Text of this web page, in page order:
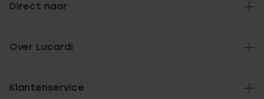
Direct naar
Over Lucardi
Klantenservice